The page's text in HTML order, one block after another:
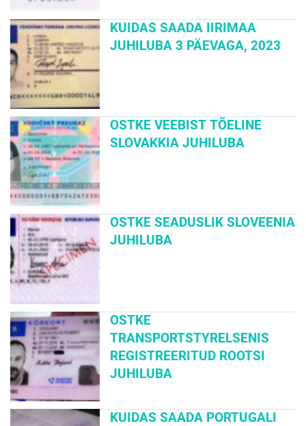
KUIDAS SAADA IIRIMAA
JUHILUBA 3 PÄEVAGA, 2023
OSTKE VEEBIST TÕELINE
SLOVAKKIA JUHILUBA
OSTKE SEADUSLIK SLOVEENIA
JUHILUBA
OSTKE
TRANSPORTSTYRELSENIS
REGISTREERITUD ROOTSI
JUHILUBA
KUIDAS SAADA PORTUGALI